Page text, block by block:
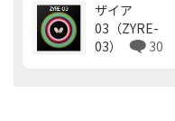
ザイア
03（ZYRE-
03）
30